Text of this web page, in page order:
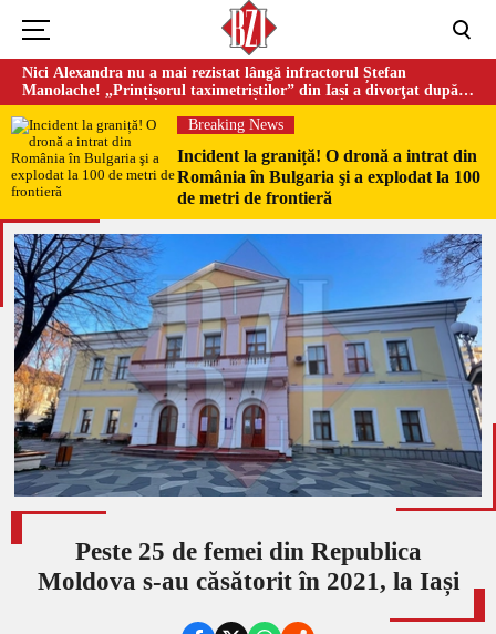
Nici Alexandra nu a mai rezistat lângă infractorul Ștefan
Manolache! „Prințișorul taximetriștilor” din Iași a divorţat după
doi ani de căsnicie
Breaking News
Incident la graniță! O dronă a intrat din
România în Bulgaria şi a explodat la 100
de metri de frontieră
Peste 25 de femei din Republica
Moldova s-au căsătorit în 2021, la Iași